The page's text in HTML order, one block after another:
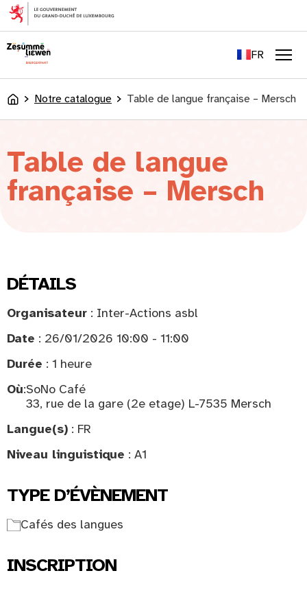
principal
FR
LU
AccueilNotre catalogue Table de langue française – Mersch
Table de langue
française – Mersch
DÉTAILS
Organisateur : Inter-Actions asbl
Date : 26/01/2026 10:00 - 11:00
Durée : 1 heure
Où:SoNo Café
33, rue de la gare (2e etage) L-7535 Mersch
Langue(s) : FR
Niveau linguistique : A1
TYPE D’ÉVÈNEMENT
Cafés des langues
INSCRIPTION